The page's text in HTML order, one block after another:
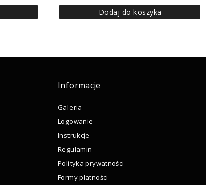
Dodaj do koszyka
Informacje
Galeria
Logowanie
Instrukcje
Regulamin
Polityka prywatności
Formy płatności